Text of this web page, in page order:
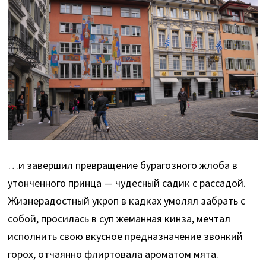
…и завершил превращение бурагозного жлоба в
утонченного принца — чудесный садик с рассадой.
Жизнерадостный укроп в кадках умолял забрать с
собой, просилась в суп жеманная кинза, мечтал
исполнить свою вкусное предназначение звонкий
горох, отчаянно флиртовала ароматом мята.